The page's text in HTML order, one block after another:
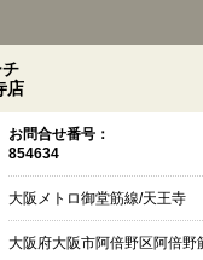
店
お問合せ番号：
854634
大阪メトロ御堂筋線/天王寺
大阪府大阪市阿倍野区阿倍野